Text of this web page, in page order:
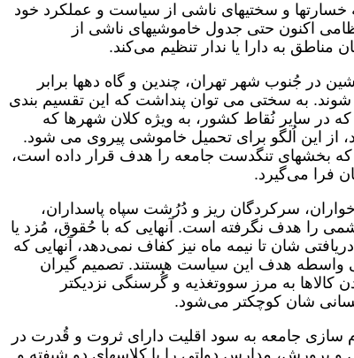
خسارتها و سختیهای ناشی از سیاست و عملکرد خود
اکنون حتی جدول خاموشیهای ناشی از
به دارا یا ندار تنظیم می‌کند.
در جُنوب شهر تهران، چندین و گاه دهها برابر
به سختی می توان پنداشت که این تقسیم بندی
در سایر نُقاط کشور، به ویژه کلان شهرها که
این اُلگو برای تحمیل خاموشی پیروی می شود.
که بخشهای تنگدست جامعه را هدف قرار داده است،
فرا می‌گیرد.
سرکردگان ریز و دُرُشت سپاه پاسداران،
را هدف نگرفته است. آنهایی که با حُقوق، مُزد یا
شان تا نیمه ماه نیز کفاف نمی‌دهد، آنهایی که
بی واسطه هدف این سیاست هستند. تصمیم گیران
کالاها به مرز سووتغذیه و گُرسنگی نزدیکتر
شان کوچکتر می‌شود.
سازی جامعه به سود اقلیت دارای ثروت و قُدرت در
و پرورش، مدارس دولتی را با کلاسهای دو شیفته و